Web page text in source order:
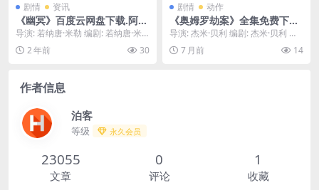
剧情 资讯
《幽冥》百度云网盘下载.阿里
云盘.法语中字.(2024)
导演: 若纳唐·米勒 编剧: 若纳唐·米
勒 / 弗洛伦斯·罗查特 / 莎拉·维克...
2 年前 30
剧情 动作
《奥姆罗劫案》全集免费下载-
2025-秒开无压力收集 – 犯罪/
悬疑 – [NL][夸克/百度云]
导演: 杰米·贝利 编剧: 杰米·贝利 资
源下载：奥姆罗劫案下载阿里云盘,
百度云...
7 月前 14
作者信息
泊客
等级 永久会员
23055
文章
0
评论
1
收藏